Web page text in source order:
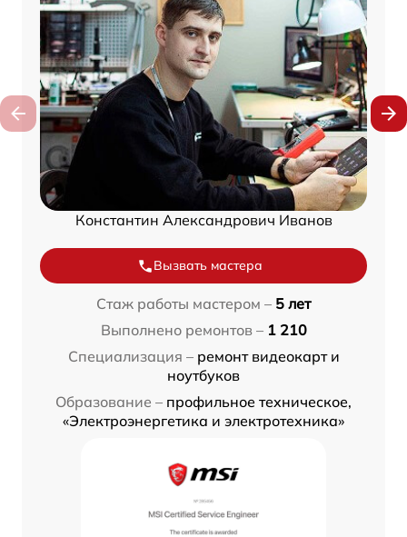
Константин Александрович Иванов
Вызвать мастера
Стаж работы мастером – 5 лет
Выполнено ремонтов – 1 210
Специализация – ремонт видеокарт и
ноутбуков
Образование – профильное техническое,
«Электроэнергетика и электротехника»